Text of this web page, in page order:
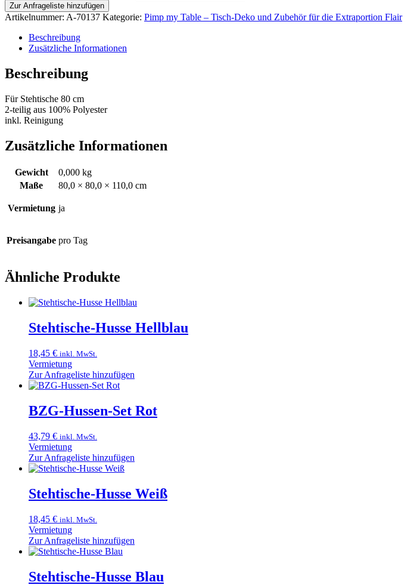
Zur Anfrageliste hinzufügen
Artikelnummer: A-70137 Kategorie: Pimp my Table – Tisch-Deko und Zubehör für die Extraportion Flair
Beschreibung
Zusätzliche Informationen
Beschreibung
Für Stehtische 80 cm
2-teilig aus 100% Polyester
inkl. Reinigung
Zusätzliche Informationen
Gewicht
0,000 kg
Maße
80,0 × 80,0 × 110,0 cm
Vermietung ja
Preisangabe pro Tag
Ähnliche Produkte
Stehtische-Husse Hellblau
18,45 € inkl. MwSt.
Vermietung
Zur Anfrageliste hinzufügen
BZG-Hussen-Set Rot
43,79 € inkl. MwSt.
Vermietung
Zur Anfrageliste hinzufügen
Stehtische-Husse Weiß
18,45 € inkl. MwSt.
Vermietung
Zur Anfrageliste hinzufügen
Stehtische-Husse Blau